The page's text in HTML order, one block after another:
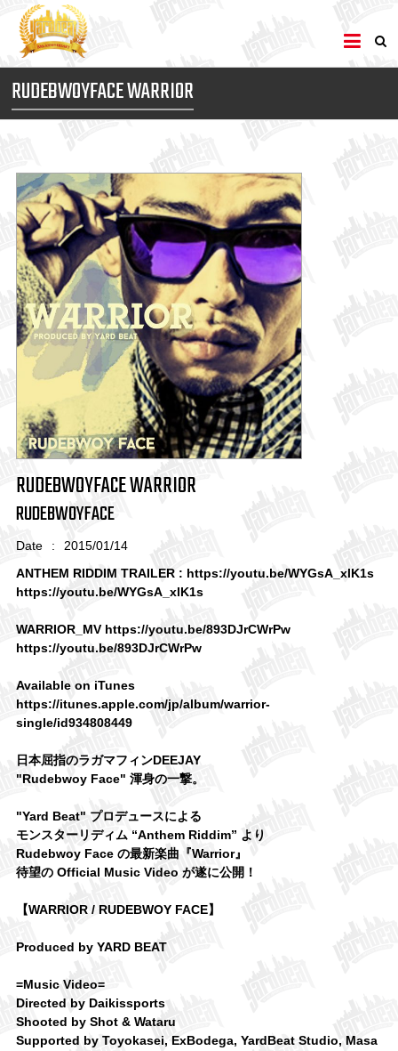
RUDEBWOYFACE WARRIOR
RUDEBWOYFACE WARRIOR
RUDEBWOYFACE
Date :
2015/01/14
ANTHEM RIDDIM TRAILER : https://youtu.be/WYGsA_xlK1s
https://youtu.be/WYGsA_xlK1s
WARRIOR_MV https://youtu.be/893DJrCWrPw
https://youtu.be/893DJrCWrPw
Available on iTunes
https://itunes.apple.com/jp/album/warrior-
single/id934808449
日本屈指のラガマフィンDEEJAY
"Rudebwoy Face" 渾身の一撃。
"Yard Beat" プロデュースによる
モンスターリディム “Anthem Riddim” より
Rudebwoy Face の最新楽曲『Warrior』
待望の Official Music Video が遂に公開！
【WARRIOR / RUDEBWOY FACE】
Produced by YARD BEAT
=Music Video=
Directed by Daikissports
Shooted by Shot & Wataru
Supported by Toyokasei, ExBodega, YardBeat Studio, Masa